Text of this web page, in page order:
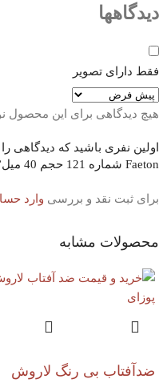
دیدگاهها
فقط دارای تصویر
هیچ دیدگاهی برای این محصول
اولین نفری باشید که دیدگاهی
Faeton شماره 121 حجم 40 میل”
برای ثبت نقد و بررسی وارد
محصولات مشابه
ضدآفتاب بی رنگ لاروش